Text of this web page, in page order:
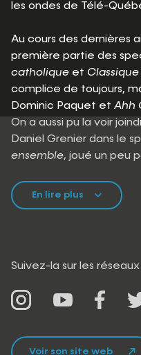
les ondes de Télé-
Au cours des dernières
première partie des
catholique et Classique
complice de toujours,
Dominic Paquet et Ahh
On a aussi pu la voir
Daniel Grenier dans le
ensemble, joué un peu
En lire plus
Suivez-la sur les
Voir son site web